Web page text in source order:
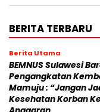
BERITA TERBARU
Berita Utama
BEMNUS Sulawesi
Pengangkatan
Mamuju : “Jangan
Kesehatan Korban